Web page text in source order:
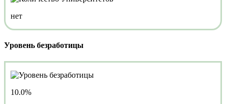
нет
Уровень безработицы
10.0%